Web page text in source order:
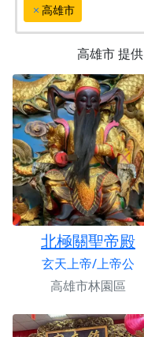
高雄市
高雄市提供
北極關聖帝殿
玄天上帝/上帝公
高雄市林園區